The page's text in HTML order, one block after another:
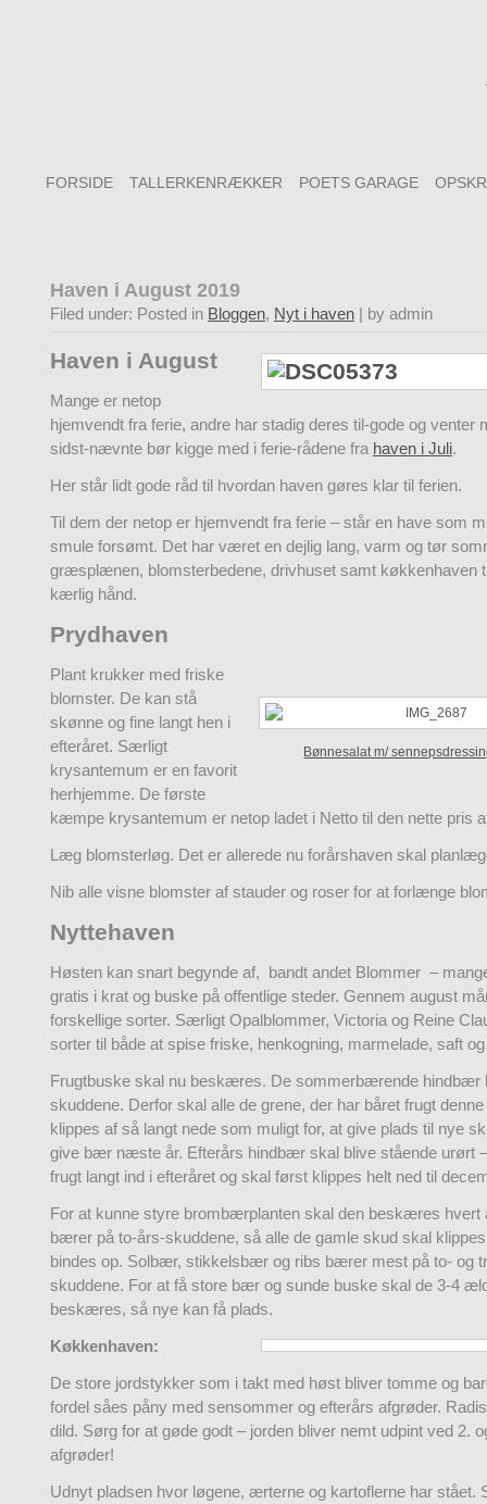
FORSIDE TALLERKENRÆKKER POETS GARAGE
Haven i August 2019
Filed under: Posted in Bloggen, Nyt i haven | by admin
Haven i August
Mange er netop
hjemvendt fra ferie, andre har stadig deres til-gode og venter
sidst-nævnte bør kigge med i ferie-rådene fra haven i Juli.
Her står lidt gode råd til hvordan haven gøres klar til ferien.
Til dem der netop er hjemvendt fra ferie – står en have som
smule forsømt. Det har været en dejlig lang, varm og tør
græsplænen, blomsterbedene, drivhuset samt køkkenhaven
kærlig hånd.
Prydhaven
Bønnesalat m/
Plant krukker med friske
blomster. De kan stå
skønne og fine langt hen i
efteråret. Særligt
krysantemum er en favorit
herhjemme. De første
kæmpe krysantemum er netop ladet i Netto til den nette pris
Læg blomsterløg. Det er allerede nu forårshaven skal
Nib alle visne blomster af stauder og roser for at forlænge
Nyttehaven
Høsten kan snart begynde af, bandt andet Blommer –
gratis i krat og buske på offentlige steder. Gennem august
forskellige sorter. Særligt Opalblommer, Victoria og Reine
sorter til både at spise friske, henkogning, marmelade, saft
Frugtbuske skal nu beskæres. De sommerbærende hindbær
skuddene. Derfor skal alle de grene, der har båret frugt
klippes af så langt nede som muligt for, at give plads til nye
give bær næste år. Efterårs hindbær skal blive stående urørt
frugt langt ind i efteråret og skal først klippes helt ned til
For at kunne styre brombærplanten skal den beskæres
bærer på to-års-skuddene, så alle de gamle skud skal
bindes op. Solbær, stikkelsbær og ribs bærer mest på to- og
skuddene. For at få store bær og sunde buske skal de 3-4
beskæres, så nye kan få plads.
Køkkenhaven:
De store jordstykker som i takt med høst bliver tomme og
fordel såes påny med sensommer og efterårs afgrøder.
dild. Sørg for at gøde godt – jorden bliver nemt udpint ved 2.
afgrøder!
Udnyt pladsen hvor løgene, ærterne og kartoflerne har stået.